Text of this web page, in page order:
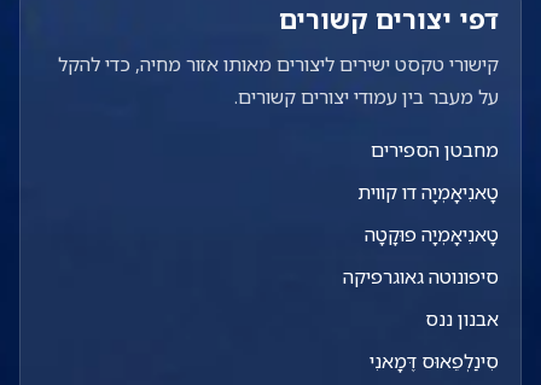
דפי יצורים קשורים
קישורי טקסט ישירים ליצורים מאותו אזור מחיה, כדי להקל
על מעבר בין עמודי יצורים קשורים.
מחבטן הספירים
טָאנִיאָמְיָה דו קווית
טָאנִיאָמְיָה פוּקָטָה
סיפונוטה גאוגרפיקה
אבנון ננס
סִינַלְפֵאוּס דֶּמָאנִי